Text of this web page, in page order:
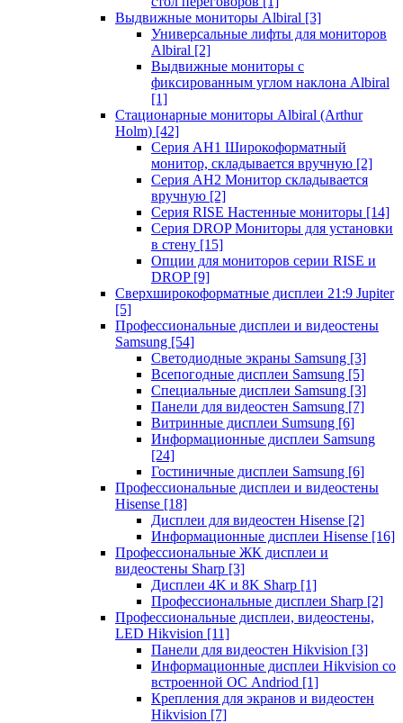
Выдвижные мониторы Albiral [3]
Универсальные лифты для мониторов
Albiral [2]
Выдвижные мониторы с
фиксированным углом наклона Albiral
[1]
Стационарные мониторы Albiral (Arthur
Holm) [42]
Серия AH1 Широкоформатный
монитор, складывается вручную [2]
Серия AH2 Монитор складывается
вручную [2]
Серия RISE Настенные мониторы [14]
Серия DROP Мониторы для установки
в стену [15]
Опции для мониторов серии RISE и
DROP [9]
Сверхширокоформатные дисплеи 21:9 Jupiter
[5]
Профессиональные дисплеи и видеостены
Samsung [54]
Светодиодные экраны Samsung [3]
Всепогодные дисплеи Samsung [5]
Специальные дисплеи Samsung [3]
Панели для видеостен Samsung [7]
Витринные дисплеи Sumsung [6]
Информационные дисплеи Samsung
[24]
Гостиничные дисплеи Samsung [6]
Профессиональные дисплеи и видеостены
Hisense [18]
Дисплеи для видеостен Hisense [2]
Информационные дисплеи Hisense [16]
Профессиональные ЖК дисплеи и
видеостены Sharp [3]
Дисплеи 4K и 8K Sharp [1]
Профессиональные дисплеи Sharp [2]
Профессиональные дисплеи, видеостены,
LED Hikvision [11]
Панели для видеостен Hikvision [3]
Информационные дисплеи Hikvision со
встроенной ОС Andriod [1]
Крепления для экранов и видеостен
Hikvision [7]